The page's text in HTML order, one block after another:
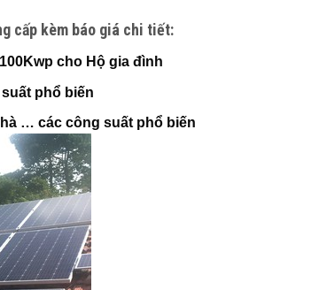
cấp kèm báo giá chi tiết:
100Kwp cho Hộ gia đình
phổ biến
… các công suất phổ biến